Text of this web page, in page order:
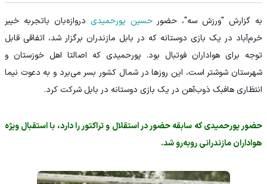
به گزارش "ورزش سه"، حضورحسین پورحمیدی دروازه‌بان باتجربه خیبر
خرم‌آباد در یک بازی دوستانه که در بابل مازندران برگزار شد، اتفاقی قابل
توجه برای هواداران فوتبال بود. پورحمیدی که اصالتا اهل خوزستان و
شهرستان شوشتر است، این روزها در شمال کشور بسر می‌برد و به دعوت نیما
انتظاری هافبک ذوب‌آهن در یک بازی دوستانه در بابل شرکت کرد.
حضور پورحمیدی که سابقه حضور در استقلال و تراکتور را دارد، با استقبال ویژه
هواداران مازندرانی روبه‌رو شد.